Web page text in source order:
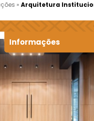
»Arquitetura
Informações